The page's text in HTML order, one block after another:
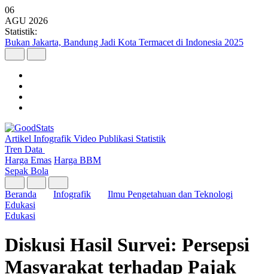
06
AGU 2026
Statistik:
Bukan Jakarta, Bandung Jadi Kota Termacet di Indonesia 2025
Artikel Infografik Video Publikasi Statistik
Tren Data
Harga Emas Harga BBM
Sepak Bola
Beranda Infografik
Ilmu Pengetahuan dan Teknologi
Edukasi
Edukasi
Diskusi Hasil Survei: Persepsi
Masyarakat terhadap Pajak